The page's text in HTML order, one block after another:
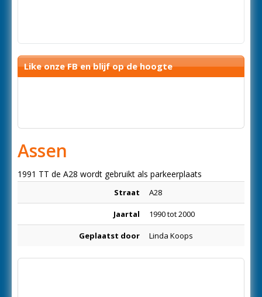
Like onze FB en blijf op de hoogte
Assen
1991 TT de A28 wordt gebruikt als parkeerplaats
Straat A28
Jaartal 1990 tot 2000
Geplaatst door Linda Koops